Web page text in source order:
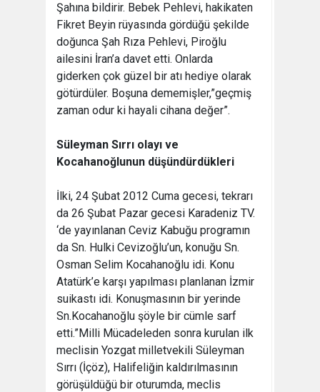
Şahına bildirir. Bebek Pehlevi, hakikaten
Fikret Beyin rüyasında gördüğü şekilde
doğunca Şah Rıza Pehlevi, Piroğlu
ailesini İran’a davet etti. Onlarda
giderken çok güzel bir atı hediye olarak
götürdüler. Boşuna dememişler,”geçmiş
zaman odur ki hayali cihana değer”.
Süleyman Sırrı olayı ve
Kocahanoğlunun düşündürdükleri
İlki, 24 Şubat 2012 Cuma gecesi, tekrarı
da 26 Şubat Pazar gecesi Karadeniz TV.
‘de yayınlanan Ceviz Kabuğu programın
da Sn. Hulki Cevizoğlu’un, konuğu Sn.
Osman Selim Kocahanoğlu idi. Konu
Atatürk’e karşı yapılması planlanan İzmir
suikastı idi. Konuşmasının bir yerinde
Sn.Kocahanoğlu şöyle bir cümle sarf
etti.”Milli Mücadeleden sonra kurulan ilk
meclisin Yozgat milletvekili Süleyman
Sırrı (İçöz), Halifeliğin kaldırılmasının
görüşüldüğü bir oturumda, meclis